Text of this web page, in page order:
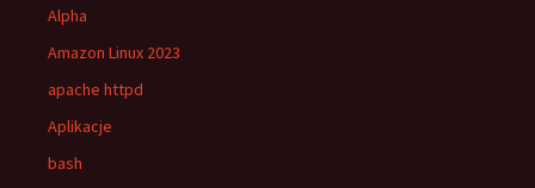
Alpha
Amazon Linux 2023
apache httpd
Aplikacje
bash